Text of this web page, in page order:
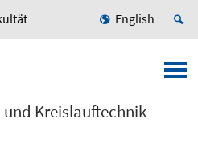
English
Kreislauftechnik